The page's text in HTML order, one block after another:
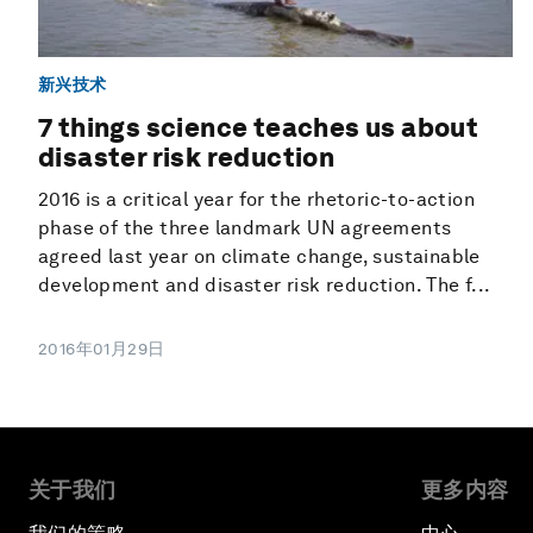
新兴技术
7 things science teaches us about
disaster risk reduction
2016 is a critical year for the rhetoric-to-action
phase of the three landmark UN agreements
agreed last year on climate change, sustainable
development and disaster risk reduction. The f...
2016年01月29日
关于我们 更多内容